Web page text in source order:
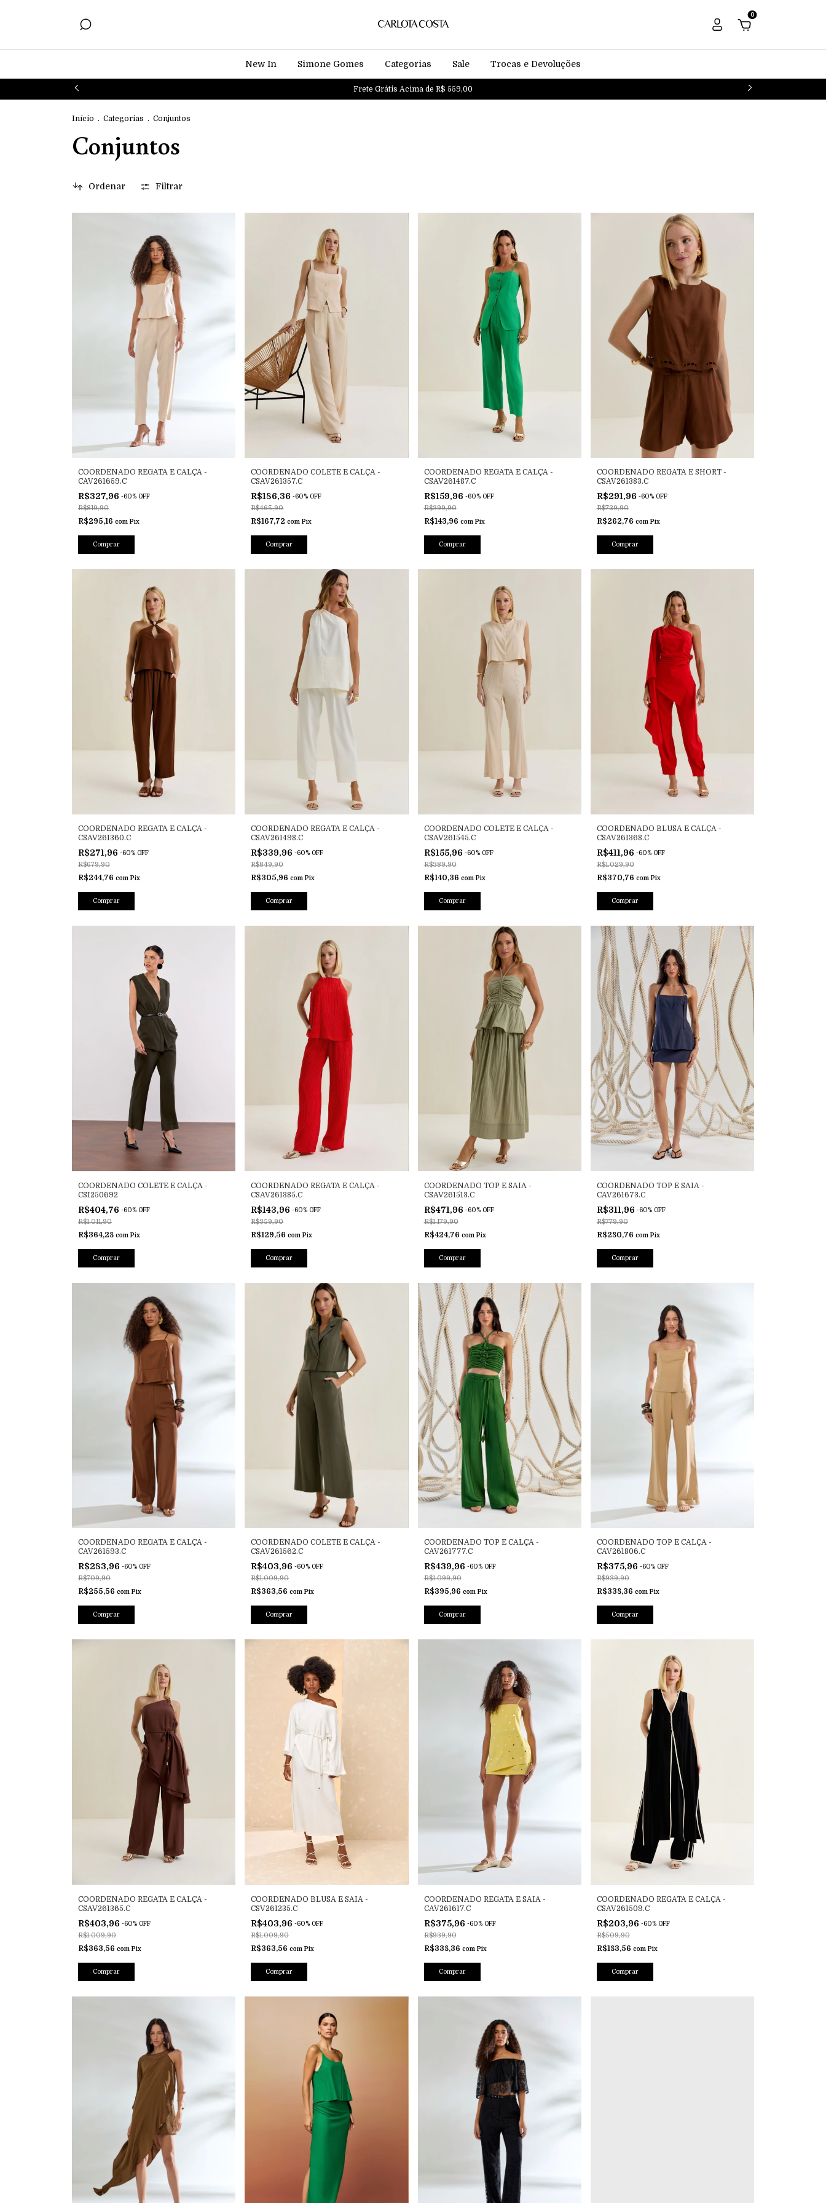
0
New In Simone Gomes Categorias Sale Trocas e Devoluções
Frete Grátis Acima de R$ 559,00
Início . Categorias . Conjuntos
Conjuntos
Ordenar Filtrar
COORDENADO REGATA E CALÇA -
CAV261659.C
R$327,96 -60% OFF
R$819,90
R$295,16 com Pix
Comprar
COORDENADO COLETE E CALÇA -
CSAV261357.C
R$186,36-60% OFF
R$465,90
R$167,72com Pix
Comprar
COORDENADO REGATA E CALÇA -
CSAV261487.C
R$159,96 -60% OFF
R$399,90
R$143,96 com Pix
Comprar
COORDENADO REGATA E SHORT -
CSAV261383.C
R$291,96 -60% OFF
R$729,90
R$262,76 com Pix
Comprar
COORDENADO REGATA E CALÇA -
CSAV261360.C
R$271,96 -60% OFF
R$679,90
R$244,76 com Pix
Comprar
COORDENADO REGATA E CALÇA -
CSAV261498.C
R$339,96-60% OFF
R$849,90
R$305,96com Pix
Comprar
COORDENADO COLETE E CALÇA -
CSAV261545.C
R$155,96 -60% OFF
R$389,90
R$140,36 com Pix
Comprar
COORDENADO BLUSA E CALÇA -
CSAV261368.C
R$411,96 -60% OFF
R$1.029,90
R$370,76 com Pix
Comprar
COORDENADO COLETE E CALÇA -
CSI250692
R$404,76 -60% OFF
R$1.011,90
R$364,28 com Pix
Comprar
COORDENADO REGATA E CALÇA -
CSAV261385.C
R$143,96-60% OFF
R$359,90
R$129,56com Pix
Comprar
COORDENADO TOP E SAIA -
CSAV261513.C
R$471,96 -60% OFF
R$1.179,90
R$424,76 com Pix
Comprar
COORDENADO TOP E SAIA -
CAV261673.C
R$311,96 -60% OFF
R$779,90
R$280,76 com Pix
Comprar
COORDENADO REGATA E CALÇA -
CAV261593.C
R$283,96 -60% OFF
R$709,90
R$255,56 com Pix
Comprar
COORDENADO COLETE E CALÇA -
CSAV261562.C
R$403,96-60% OFF
R$1.009,90
R$363,56com Pix
Comprar
COORDENADO TOP E CALÇA -
CAV261777.C
R$439,96 -60% OFF
R$1.099,90
R$395,96 com Pix
Comprar
COORDENADO TOP E CALÇA -
CAV261806.C
R$375,96 -60% OFF
R$939,90
R$338,36 com Pix
Comprar
COORDENADO REGATA E CALÇA -
CSAV261365.C
R$403,96 -60% OFF
R$1.009,90
R$363,56 com Pix
Comprar
COORDENADO BLUSA E SAIA -
CSV261235.C
R$403,96-60% OFF
R$1.009,90
R$363,56com Pix
Comprar
COORDENADO REGATA E SAIA -
CAV261617.C
R$375,96 -60% OFF
R$939,90
R$338,36 com Pix
Comprar
COORDENADO REGATA E CALÇA -
CSAV261509.C
R$203,96 -60% OFF
R$509,90
R$183,56 com Pix
Comprar